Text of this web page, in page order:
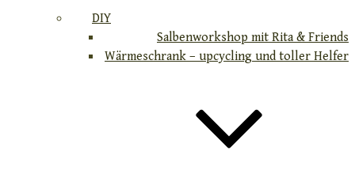
DIY
Salbenworkshop mit Rita & Friends
Wärmeschrank – upcycling und toller Helfer